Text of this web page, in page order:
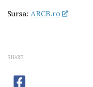
Sursa: ARCB.ro
SHARE